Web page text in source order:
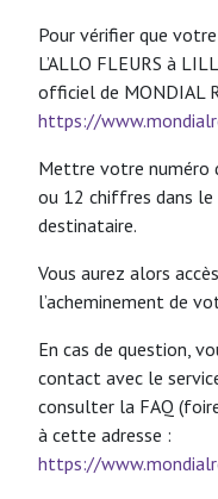
Pour vérifier que
L’ALLO FLEURS à
officiel de MONDIAL
https://
Mettre votre numéro
ou 12 chiffres dans
destinataire.
Vous aurez alors
l’acheminement de
En cas de question,
contact avec le
consulter la FAQ
à cette adresse :
https://